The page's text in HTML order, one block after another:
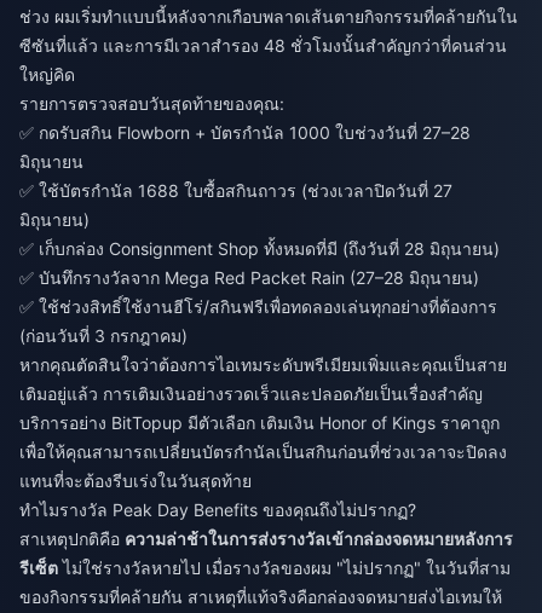
ช่วง ผมเริ่มทำแบบนี้หลังจากเกือบพลาดเส้นตายกิจกรรมที่คล้ายกันใน
ซีซันที่แล้ว และการมีเวลาสำรอง 48 ชั่วโมงนั้นสำคัญกว่าที่คนส่วน
ใหญ่คิด
รายการตรวจสอบวันสุดท้ายของคุณ:
✅ กดรับสกิน Flowborn + บัตรกำนัล 1000 ใบช่วงวันที่ 27–28
มิถุนายน
✅ ใช้บัตรกำนัล 1688 ใบซื้อสกินถาวร (ช่วงเวลาปิดวันที่ 27
มิถุนายน)
✅ เก็บกล่อง Consignment Shop ทั้งหมดที่มี (ถึงวันที่ 28 มิถุนายน)
✅ บันทึกรางวัลจาก Mega Red Packet Rain (27–28 มิถุนายน)
✅ ใช้ช่วงสิทธิ์ใช้งานฮีโร่/สกินฟรีเพื่อทดลองเล่นทุกอย่างที่ต้องการ
(ก่อนวันที่ 3 กรกฎาคม)
หากคุณตัดสินใจว่าต้องการไอเทมระดับพรีเมียมเพิ่มและคุณเป็นสาย
เติมอยู่แล้ว การเติมเงินอย่างรวดเร็วและปลอดภัยเป็นเรื่องสำคัญ
บริการอย่าง BitTopup มีตัวเลือก เติมเงิน Honor of Kings ราคาถูก
เพื่อให้คุณสามารถเปลี่ยนบัตรกำนัลเป็นสกินก่อนที่ช่วงเวลาจะปิดลง
แทนที่จะต้องรีบเร่งในวันสุดท้าย
ทำไมรางวัล Peak Day Benefits ของคุณถึงไม่ปรากฏ?
สาเหตุปกติคือ ความล่าช้าในการส่งรางวัลเข้ากล่องจดหมายหลังการ
รีเซ็ตไม่ใช่รางวัลหายไป เมื่อรางวัลของผม "ไม่ปรากฏ" ในวันที่สาม
ของกิจกรรมที่คล้ายกัน สาเหตุที่แท้จริงคือกล่องจดหมายส่งไอเทมให้